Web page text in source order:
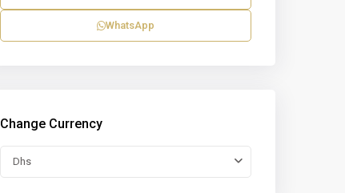
WhatsApp
Change Currency
Dhs